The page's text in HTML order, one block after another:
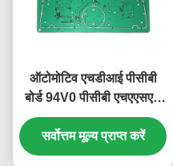
ऑटोमोटिव एचडीआई पीसीबी
बोर्ड 94V0 पीसीबी एचएएसएल
फिनिश उच्च विश्वसनीयता
सर्वोत्तम मूल्य प्राप्त करें